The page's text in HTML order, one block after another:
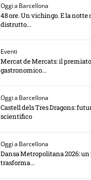
Oggi a Barcellona
48 ore. Un vichingo. E la notte
distrutto...
Eventi
Mercat de Mercats: il
gastronomico...
Oggi a Barcellona
Castell dels Tres Dragons:
scientifico
Oggi a Barcellona
Dansa Metropolitana 2026:
trasforma...